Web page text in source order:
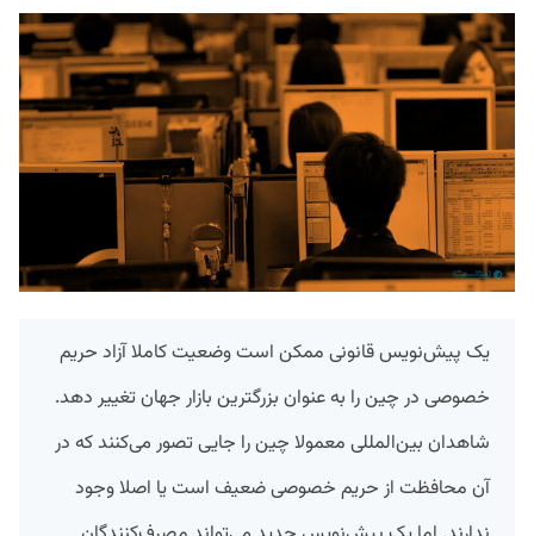
یک پیش‌نویس قانونی ممکن است وضعیت کاملا آزاد حریم
خصوصی در چین را به عنوان بزرگترین بازار جهان تغییر دهد.
شاهدان بین‌المللی معمولا چین را جایی تصور می‌کنند که در
آن محافظت از حریم خصوصی ضعیف است یا اصلا وجود